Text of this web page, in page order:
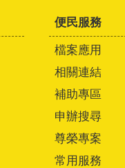
便民服務
檔案應用
相關連結
補助專區
申辦搜尋
尊榮專案
常用服務